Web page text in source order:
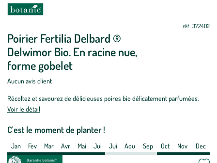
Poirier Fertilia Delbard ®
Delwimor Bio. En racine nue,
forme gobelet
réf : 372402
Aucun avis client
Récoltez et savourez de délicieuses poires bio délicatement parfumées.
Voir le détail
C'est le moment de planter !
Période
Poirier
Fertilia
Delwimor
Bio.
racine
nue,
forme
Jan Fev Mar Avr Mai Jui Jui Aou Sep Oct Nov Dec
Oui
Oui
Oui
Oui
Oui
Oui
Non
Non
Non
Oui
Oui
Oui